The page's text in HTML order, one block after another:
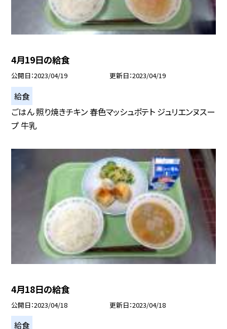
4月19日の給食
公開日 2023/04/19 更新日 2023/04/19
給食
ごはん 照り焼きチキン 春色マッシュポテト ジュリエンヌスー
プ 牛乳
4月18日の給食
公開日 2023/04/18 更新日 2023/04/18
給食